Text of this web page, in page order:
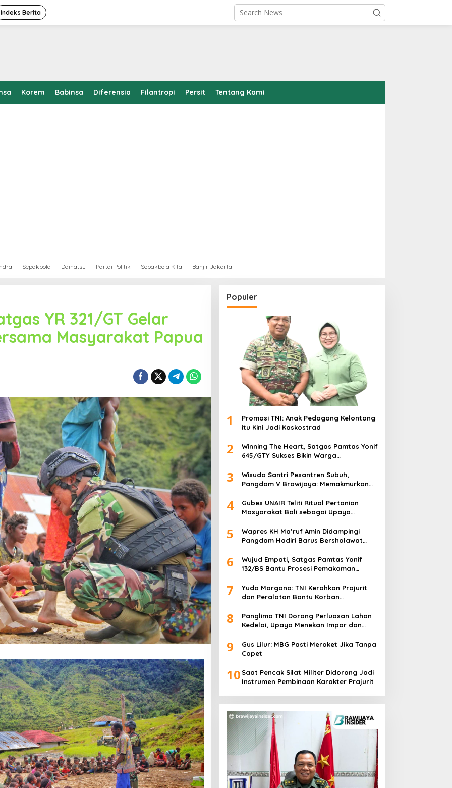
Indeks Berita
Korem Babinsa Diferensia Filantropi Persit Tentang Kami
Sepakbola Daihatsu Partai Politik Sepakbola Kita Banjir Jakarta
YR 321/GT Gelar
Masyarakat Papua
Populer
1
Promosi TNI: Anak Pedagang Kelontong
itu Kini Jadi Kaskostrad
2
Winning The Heart, Satgas Pamtas Yonif
645/GTY Sukses Bikin Warga
3
Wisuda Santri Pesantren Subuh,
Pangdam V Brawijaya: Memakmurkan
4
Gubes UNAIR Teliti Ritual Pertanian
Masyarakat Bali sebagai Upaya
5
Wapres KH Ma’ruf Amin Didampingi
Pangdam Hadiri Barus Bersholawat
6
Wujud Empati, Satgas Pamtas Yonif
132/BS Bantu Prosesi Pemakaman
7
Yudo Margono: TNI Kerahkan Prajurit
dan Peralatan Bantu Korban
8
Panglima TNI Dorong Perluasan Lahan
Kedelai, Upaya Menekan Impor dan
9
Gus Lilur: MBG Pasti Meroket Jika Tanpa
Copet
10 Saat Pencak Silat Militer Didorong Jadi
Instrumen Pembinaan Karakter Prajurit